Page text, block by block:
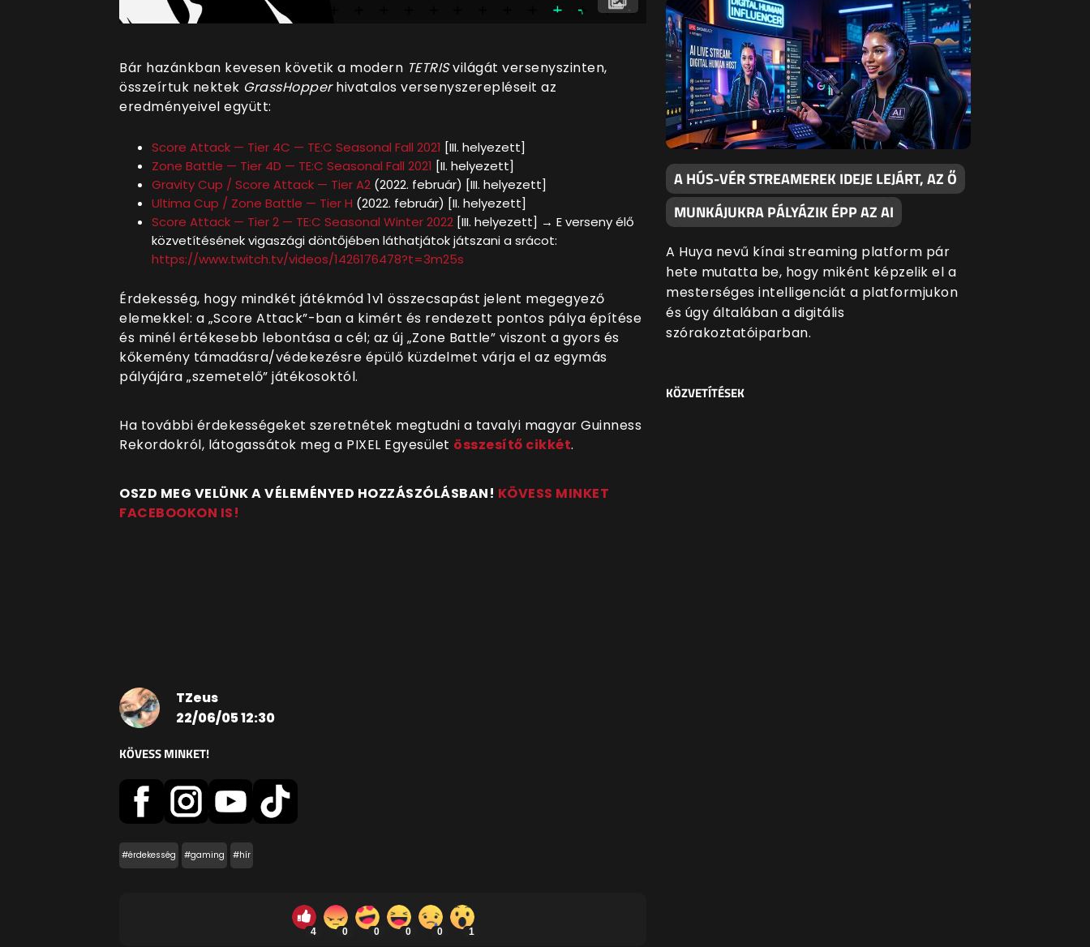
Bár hazánkban kevesen követik a modern TETRISvilágát versenyszinten,
összeírtuk nektek GrassHopperhivatalos versenyszerepléseit az
eredményeivel együtt:
Score Attack — Tier 4C — TE:C Seasonal Fall 2021 [III. helyezett]
Zone Battle — Tier 4D — TE:C Seasonal Fall 2021 [II. helyezett]
Gravity Cup / Score Attack — Tier A2 (2022. február) [III. helyezett]
Ultima Cup / Zone Battle — Tier H (2022. február) [II. helyezett]
Score Attack — Tier 2 — TE:C Seasonal Winter 2022 [III. helyezett] → E verseny élő
közvetítésének vigaszági döntőjében láthatjátok játszani a srácot:
https://www.twitch.tv/videos/1426176478?t=3m25s
Érdekesség, hogy mindkét játékmód 1v1 összecsapást jelent megegyező
elemekkel: a „Score Attack”-ban a kimért és rendezett pontos pálya építése
és minél értékesebb lebontása a cél; az új „Zone Battle” viszont a gyors és
kőkemény támadásra/védekezésre épülő küzdelmet várja el az egymás
pályájára „szemetelő” játékosoktól.
Ha további érdekességeket szeretnétek megtudni a tavalyi magyar Guinness
Rekordokról, látogassátok meg a PIXEL Egyesület összesítő cikkét.
OSZD MEG VELÜNK A VÉLEMÉNYED HOZZÁSZÓLÁSBAN! KÖVESS MINKET
FACEBOOKON IS!
TZeus
22/06/05 12:30
KÖVESS MINKET!
#érdekesség #gaming #hír
4 0 0 0 0 1
A HÚS-VÉR STREAMEREK IDEJE LEJÁRT, AZ Ő
MUNKÁJUKRA PÁLYÁZIK ÉPP AZ AI
A Huya nevű kínai streaming platform pár
hete mutatta be, hogy miként képzelik el a
mesterséges intelligenciát a platformjukon
és úgy általában a digitális
szórakoztatóiparban.
KÖZVETÍTÉSEK